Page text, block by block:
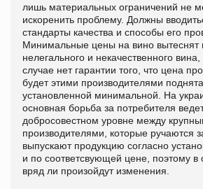
лишь материальных ограничений не
искоренить проблему. Должны
стандарты качества и способы его
Минимальные цены на вино вытеснят
нелегального и некачественного
случае нет гарантии того, что цена
будет этими производителями
установленной минимальной. На
основная борьба за потребителя
добросовестном уровне между
производителями, которые ручаются
выпускают продукцию согласно
и по соответсвующей цене, поэтому в
вряд ли произойдут изменения.